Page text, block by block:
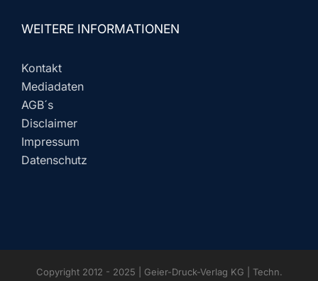
WEITERE INFORMATIONEN
Kontakt
Mediadaten
AGB´s
Disclaimer
Impressum
Datenschutz
Copyright 2012 - 2025 | Geier-Druck-Verlag KG | Techn.